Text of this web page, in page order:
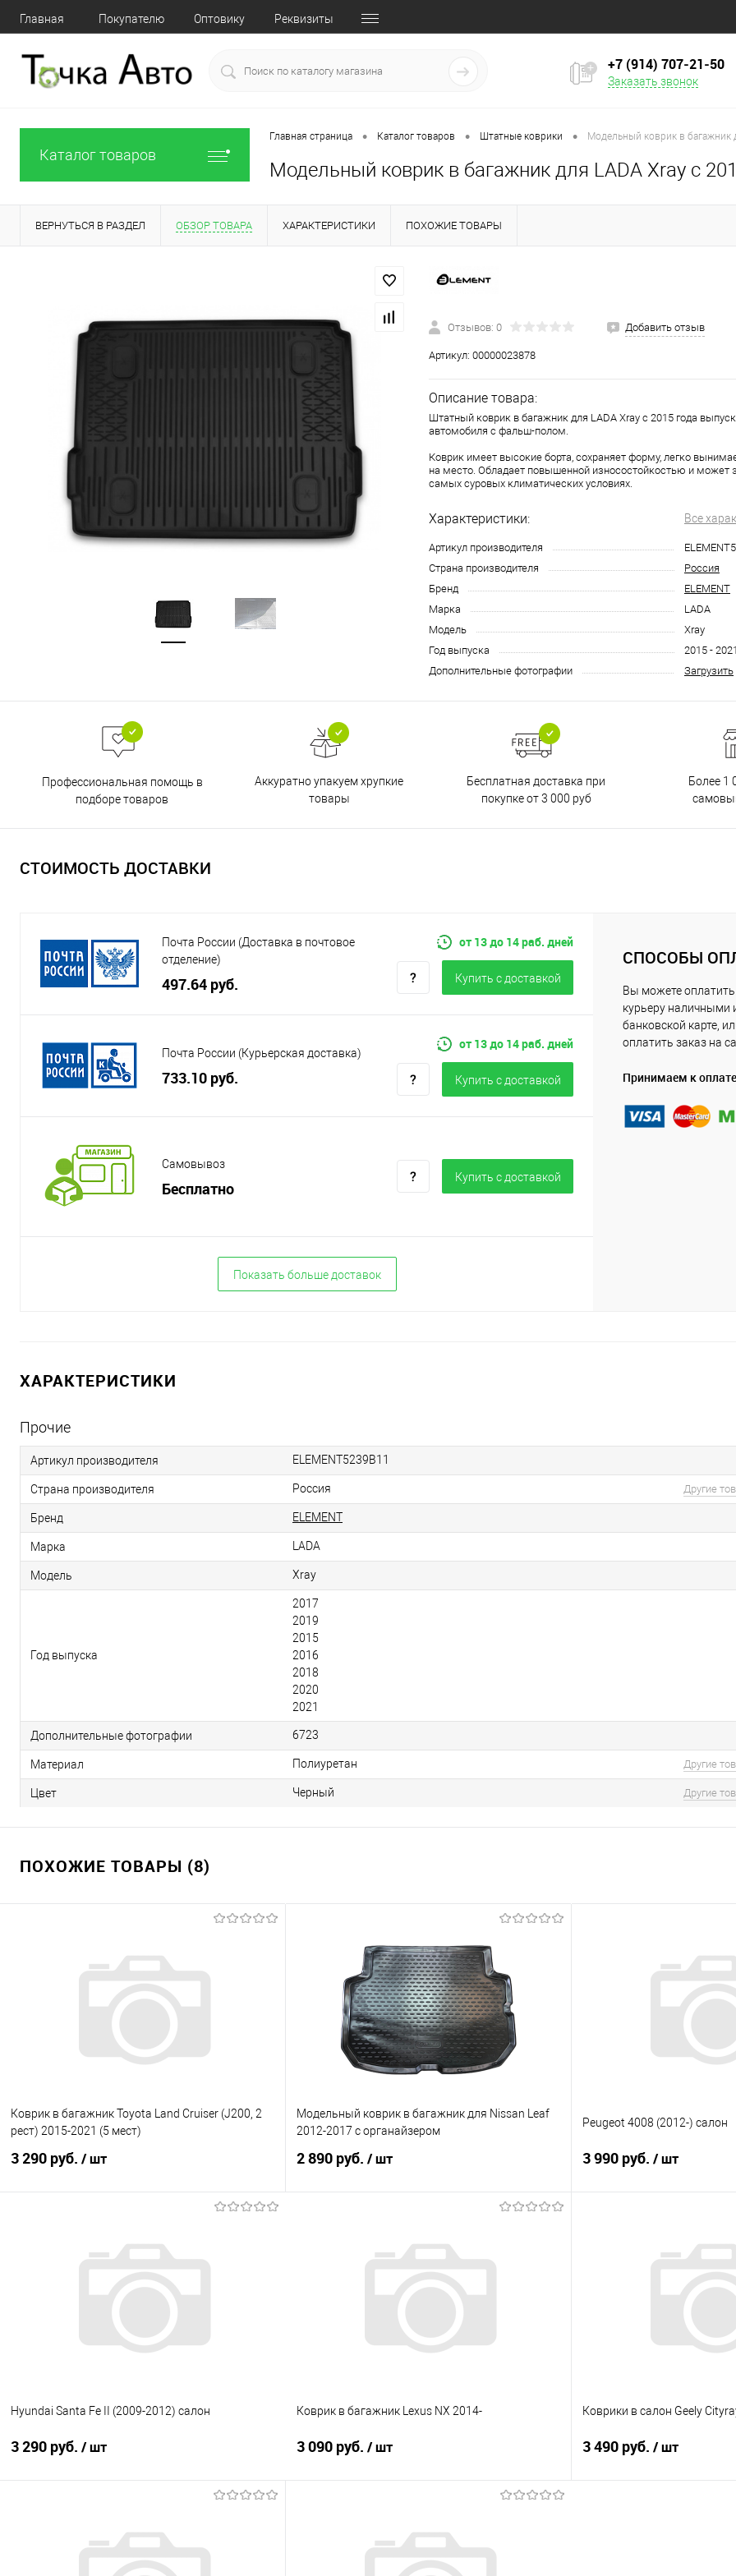
Главная Покупателю Оптовику Реквизиты
+7 (914) 707‒21‒50
Заказать звонок
Каталог товаров
Главная страница • Каталог товаров • Штатные коврики • Модельный коврик в багажник
Модельный коврик в багажник для LADA Xray с
ВЕРНУТЬСЯ В РАЗДЕЛ ОБЗОР ТОВАРА ХАРАКТЕРИСТИКИ ПОХОЖИЕ ТОВАРЫ
Отзывов: 0 Добавить отзыв
Артикул: 00000023878
Описание товара:
Штатный коврик в багажник для LADA Xray с 2015 года
автомобиля с фальш-полом.
Коврик имеет высокие борта, сохраняет форму, легко
на место. Обладает повышенной износостойкостью и может
самых суровых климатических условиях.
Характеристики: Все
Артикул производителя
Страна производителя
Россия
Бренд
ELEMENT
Марка
LADA
Модель
Xray
Год выпуска
2015 - 2021
Дополнительные фотографии
Загрузить
Профессиональная помощь в
подборе товаров
Аккуратно упакуем хрупкие
товары
Бесплатная доставка при
покупке от 3 000 руб
Более 1
СТОИМОСТЬ ДОСТАВКИ
Почта России (Доставка в почтовое
отделение)
497.64 руб.
от 13 до 14 раб. дней
Купить c доставкой
Почта России (Курьерская доставка)
733.10 руб.
от 13 до 14 раб. дней
Купить c доставкой
Самовывоз
Бесплатно
Купить c доставкой
Показать больше доставок
СПОСОБЫ
Вы можете оплатить
курьеру наличными
банковской карте,
оплатить заказ на
Принимаем к оплате
ХАРАКТЕРИСТИКИ
Прочие
Артикул производителя ELEMENT5239B11
Страна производителя Россия Другие
Бренд ELEMENT
Марка LADA
Модель Xray
Год выпуска
2017
2019
2015
2016
2018
2020
2021
Дополнительные фотографии 6723
Материал Полиуретан Другие
Цвет Черный Другие
ПОХОЖИЕ ТОВАРЫ (8)
Коврик в багажник Toyota Land Cruiser (J200, 2
рест) 2015-2021 (5 мест)
3 290 руб. / шт
Купить в 1 клик
Сравнение
Под заказ
Модельный коврик в багажник для Nissan Leaf
2012-2017 с органайзером
2 890 руб. / шт
Купить в 1 клик
Сравнение
Под заказ
Peugeot 4008 (2012-) салон
3 990 руб. / шт
Купить в 1 клик
Hyundai Santa Fe II (2009-2012) салон
3 290 руб. / шт
Купить в 1 клик
Сравнение
Коврик в багажник Lexus NX 2014-
3 090 руб. / шт
Купить в 1 клик
Сравнение
Коврики в салон Geely
3 490 руб. / шт